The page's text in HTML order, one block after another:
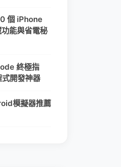
個 iPhone
能與省電秘
終極指
開發神器
模擬器推薦